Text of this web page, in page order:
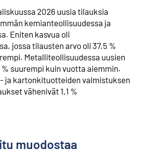
2026 uusia tilauksia
kemianteollisuudessa ja
Eniten kasvua oli
jossa tilausten arvo oli 37,5 %
Metalliteollisuudessa uusien
suurempi kuin vuotta aiemmin.
ja kartonkituotteiden valmistuksen
vähenivät 1,1 %
muodostaa